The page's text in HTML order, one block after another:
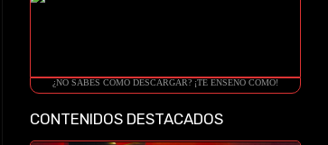
¿NO SABES COMO DESCARGAR? ¡TE ENSEÑO COMO!
CONTENIDOS DESTACADOS